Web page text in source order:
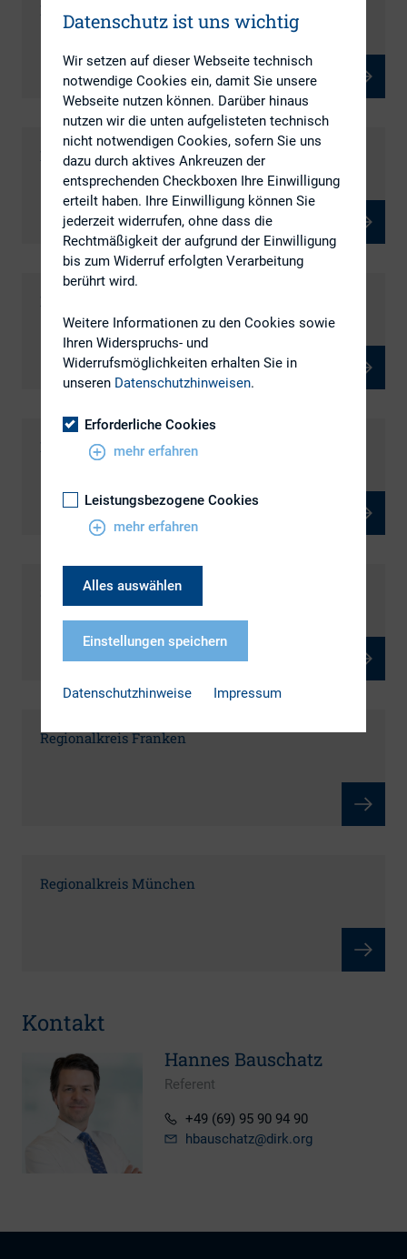
Regionalkreis Mitte
Regionalkreis Ost
Regionalkreis West
Regionalkreis Rhein-Main
Südwest
Regionalkreis Franken
Regionalkreis München
Kontakt
Hannes Bauschatz
Referent
+49 (69) 95 90 94 90
hbauschatz@dirk.org
Datenschutz ist uns wichtig
Wir setzen auf dieser Webseite technisch
notwendige Cookies ein, damit Sie unsere
Webseite nutzen können. Darüber hinaus
nutzen wir die unten aufgelisteten technisch
nicht notwendigen Cookies, sofern Sie uns
dazu durch aktives Ankreuzen der
entsprechenden Checkboxen Ihre Einwilligung
erteilt haben. Ihre Einwilligung können Sie
jederzeit widerrufen, ohne dass die
Rechtmäßigkeit der aufgrund der Einwilligung
bis zum Widerruf erfolgten Verarbeitung
berührt wird.
Weitere Informationen zu den Cookies sowie
Ihren Widerspruchs- und
Widerrufsmöglichkeiten erhalten Sie in
unseren Datenschutzhinweisen.
Erforderliche Cookies
mehr erfahren
Leistungsbezogene Cookies
mehr erfahren
Alles auswählen
Einstellungen speichern
Datenschutzhinweise Impressum